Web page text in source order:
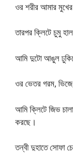
ওর শরীর আমার
তারপর ক্লিটে চুমু
আমি দুটো আঙুল
ওর ভেতর গরম,
আমি ক্লিটে জিভ
করছে।
তন্বী দুহাতে সোফা